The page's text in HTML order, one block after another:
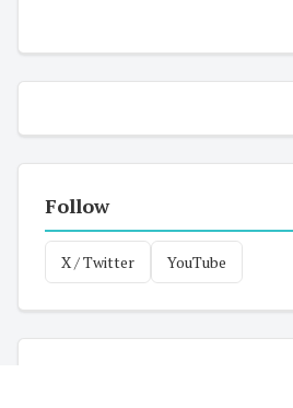
Follow
X / Twitter YouTube